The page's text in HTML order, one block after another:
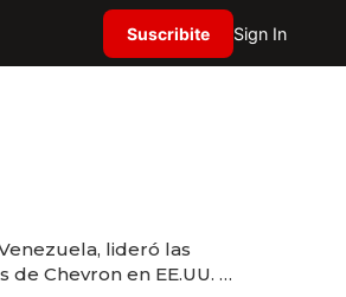
Suscribite Sign In
lideró las
de Chevron en EE.UU. y